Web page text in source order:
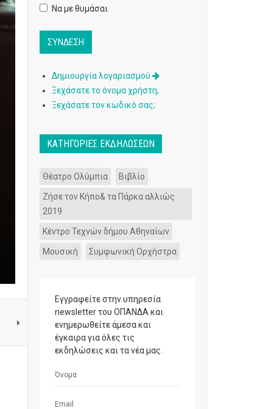
Να με θυμάσαι
Δημιουργία λογαριασμού
Ξεχάσατε το όνομα χρήστη;
Ξεχάσατε τον κωδικό σας;
ΚΑΤΗΓΟΡΊΕΣ ΕΚΔΗΛΏΣΕΩΝ
Θέατρο Ολύμπια Βιβλίο
Ζήσε τον Κήπο& τα Πάρκα αλλιώς
2019
Κέντρο Τεχνών δήμου Αθηναίων
Μουσική Συμφωνική Ορχήστρα
Εγγραφείτε στην υπηρεσία
newsletter του ΟΠΑΝΔΑ και
ενημερωθείτε άμεσα και
έγκαιρα για όλες τις
εκδηλώσεις και τα νέα μας.